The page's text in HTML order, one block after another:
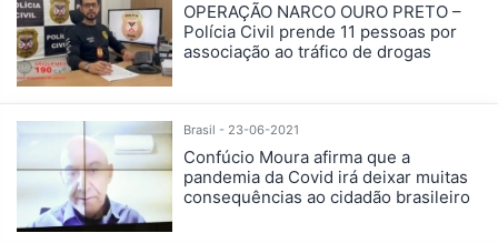
OPERAÇÃO NARCO OURO PRETO –
Polícia Civil prende 11 pessoas por
associação ao tráfico de drogas
Brasil - 23-06-2021
Confúcio Moura afirma que a
pandemia da Covid irá deixar muitas
consequências ao cidadão brasileiro